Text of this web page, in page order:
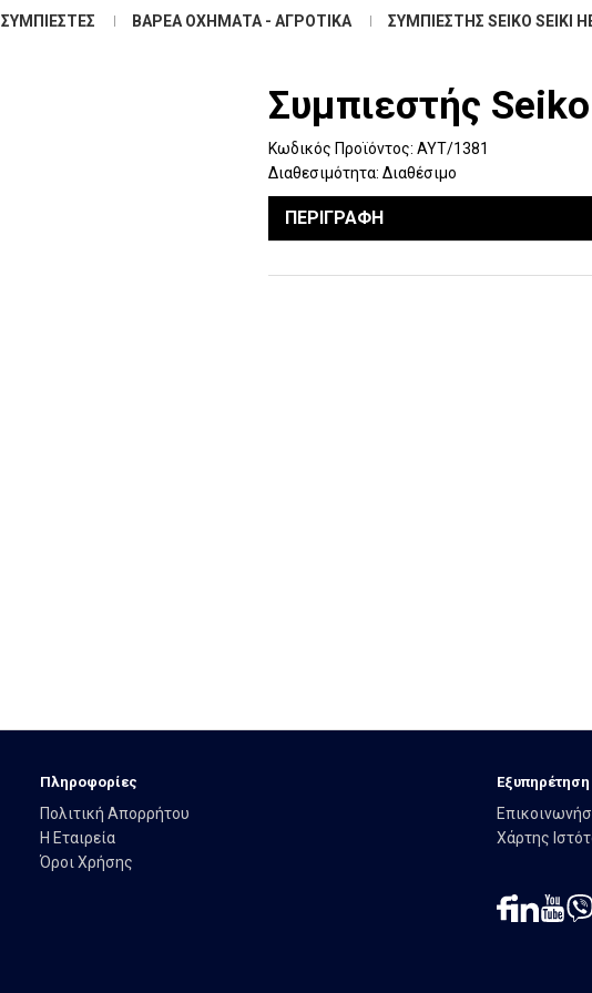
ΣΥΜΠΙΕΣΤΈΣ ΒΑΡΈΑ ΟΧΉΜΑΤΑ - ΑΓΡΟΤΙΚΆ ΣΥΜΠΙΕΣΤΉΣ SEIKO SEIKI
Συμπιεστής
Κωδικός Προϊόντος: ΑΥΤ/1381
Διαθεσιμότητα: Διαθέσιμο
ΠΕΡΙΓΡΑΦΉ
Πληροφορίες
Πολιτική Απορρήτου
Η Εταιρεία
Όροι Χρήσης
Χάρτης